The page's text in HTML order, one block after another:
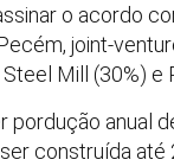
o acordo
joint-
Mill (30%) e
pordução anual
construída até